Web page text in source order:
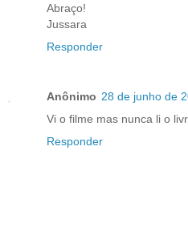
Abraço!
Jussara
Responder
Anônimo 28 de junho de
Vi o filme mas nunca li o
Responder